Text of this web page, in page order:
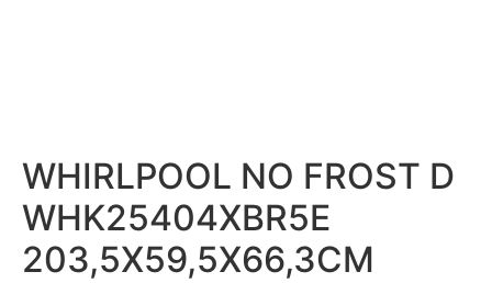
WHIRLPOOL NO FROST D
WHK25404XBR5E
203,5X59,5X66,3CM